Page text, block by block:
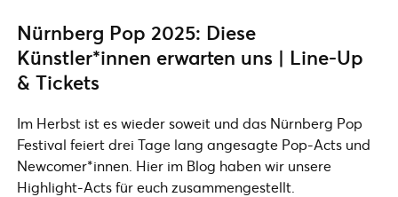
Nürnberg Pop 2025: Diese
Künstler*innen erwarten uns | Line-Up
& Tickets
Im Herbst ist es wieder soweit und das Nürnberg Pop
Festival feiert drei Tage lang angesagte Pop-Acts und
Newcomer*innen. Hier im Blog haben wir unsere
Highlight-Acts für euch zusammengestellt.